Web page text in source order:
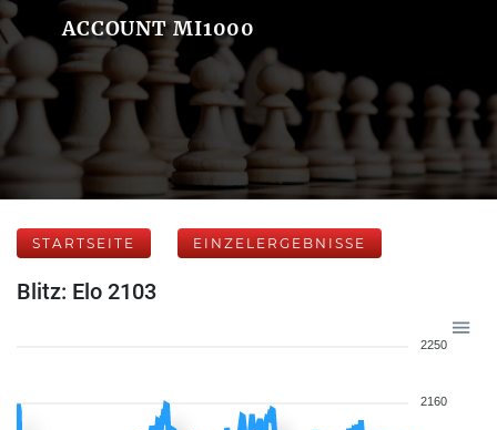
ACCOUNT MI1000
STARTSEITE EINZELERGEBNISSE
Blitz: Elo 2103
2250
2160